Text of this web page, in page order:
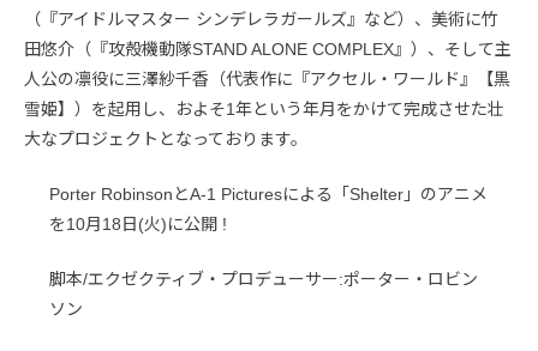
（『アイドルマスター シンデレラガールズ』など）、美術に竹
田悠介（『攻殻機動隊STAND ALONE COMPLEX』）、そして主
人公の凛役に三澤紗千香（代表作に『アクセル・ワールド』【黒
雪姫】）を起用し、およそ1年という年月をかけて完成させた壮
大なプロジェクトとなっております。
Porter RobinsonとA-1 Picturesによる「Shelter」のアニメ
を10月18日(火)に公開 !
脚本/エクゼクティブ・プロデューサー:ポーター・ロビン
ソン